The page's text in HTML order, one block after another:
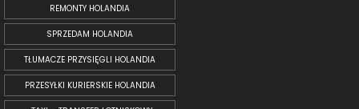
REMONTY HOLANDIA
SPRZEDAM HOLANDIA
TŁUMACZE PRZYSIĘGLI HOLANDIA
PRZESYŁKI KURIERSKIE HOLANDIA